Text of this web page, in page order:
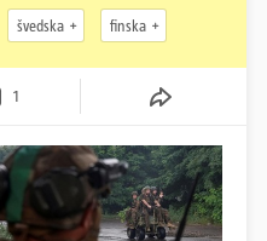
švedska finska
1